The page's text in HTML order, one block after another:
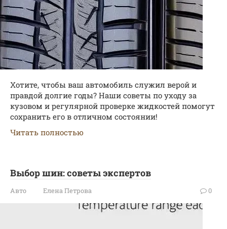
Хотите, чтобы ваш автомобиль служил верой и
правдой долгие годы? Наши советы по уходу за
кузовом и регулярной проверке жидкостей помогут
сохранить его в отличном состоянии!
Читать полностью
Выбор шин: советы экспертов
Авто Елена Петрова 0